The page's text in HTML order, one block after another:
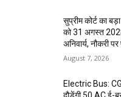
सुप्रीम कोर्ट का
को 31 अगस्त
अनिवार्य, नौकरी
August 7, 2026
Electric Bus:
दौड़ेंगी 50 AC